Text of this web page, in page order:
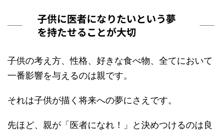
子供に医者になりたいという夢
を持たせることが大切
子供の考え方、性格、好きな食べ物、全てにおいて
一番影響を与えるのは親です。
それは子供が描く将来への夢にさえです。
先ほど、親が「医者になれ！」と決めつけるのは良